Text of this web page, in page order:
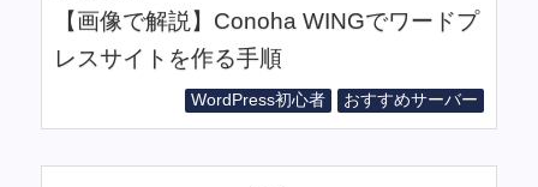
【画像で解説】Conoha WINGでワードプ
レスサイトを作る手順
WordPress初心者 おすすめサーバー